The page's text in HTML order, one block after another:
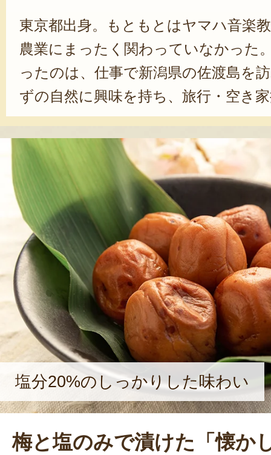
東京都出身。もともとはヤマハ音楽
農業にまったく関わっていなかった
ったのは、仕事で新潟県の佐渡島を
ずの自然に興味を持ち、旅行・空き
い詰めたという。西井さんが気に入
温暖な気候の「南佐渡」。2009年に
合った農家から、稲・果樹の栽培方
た。柿の出荷を始めた頃、少しでも
や、傷が入ったものは廃棄されてし
ればどれも美味しいのにもったい
西井さんは、加工品づくりに着手。
かな「あんぽ柿」や、子どものおや
った「かきリン」、大人向けの風味
干し柿「ラム・アンシャンテ」など
塩分20%のしっかりした味わい
梅と塩のみで漬けた「懐か